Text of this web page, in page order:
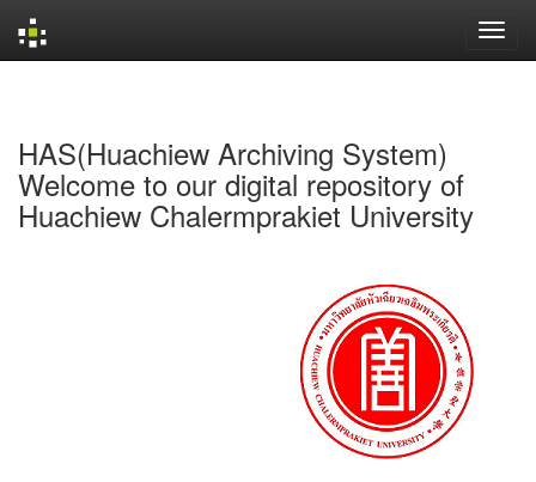
HAS(Huachiew Archiving System)
Welcome to our digital repository of
Huachiew Chalermprakiet University